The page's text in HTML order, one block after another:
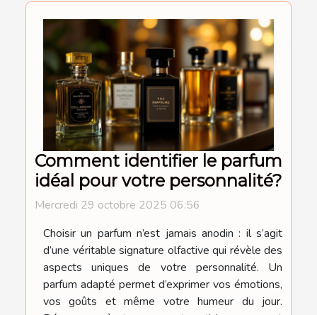
Comment identifier le parfum
idéal pour votre personnalité?
Mercredi 29 octobre 2025 06:56
Choisir un parfum n’est jamais anodin : il s’agit
d’une véritable signature olfactive qui révèle des
aspects uniques de votre personnalité. Un
parfum adapté permet d’exprimer vos émotions,
vos goûts et même votre humeur du jour.